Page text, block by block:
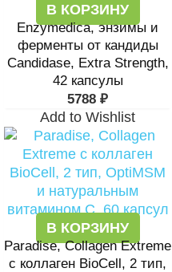
В КОРЗИНУ
Enzymedica, энзимы и
ферменты от кандиды
Candidase, Extra Strength,
42 капсулы
5788 ₽
Add to Wishlist
В КОРЗИНУ
Paradise, Collagen Extreme
с коллаген BioCell, 2 тип,